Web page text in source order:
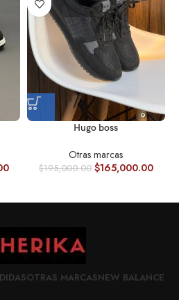
Hugo boss
Otras marcas
$195,000.00 $165,000.00
OTRAS MARCASNEW BALANCE